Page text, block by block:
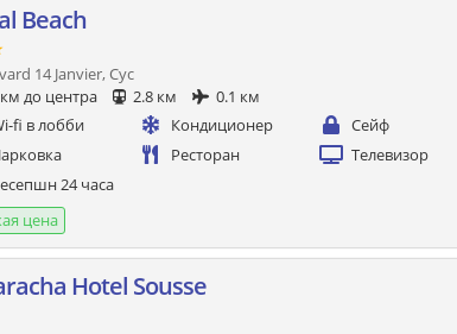
Beach
14 Janvier, Сус
до центра
2.8 км
0.1 км
fi в лобби
Кондиционер
Сейф
Ресторан
Телевизор
24 часа
цена
Hotel Sousse